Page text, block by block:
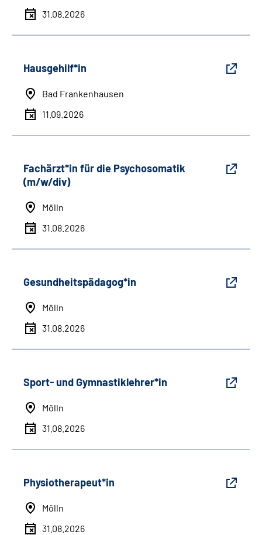
31.08.2026
Hausgehilf*in
Bad Frankenhausen
11.09.2026
Fachärzt*in für die Psychosomatik
(m/w/div)
Mölln
31.08.2026
Gesundheitspädagog*in
Mölln
31.08.2026
Sport- und Gymnastiklehrer*in
Mölln
31.08.2026
Physiotherapeut*in
Mölln
31.08.2026